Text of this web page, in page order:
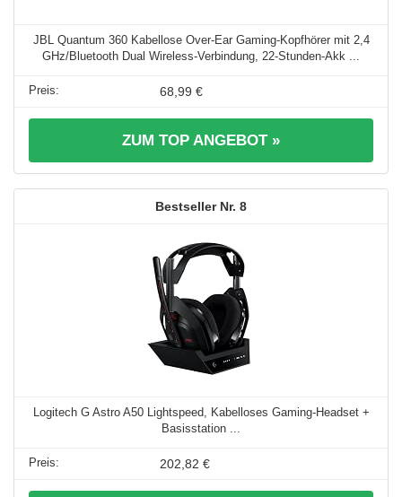
JBL Quantum 360 Kabellose Over-Ear Gaming-Kopfhörer mit 2,4
GHz/Bluetooth Dual Wireless-Verbindung, 22-Stunden-Akk ...
68,99 €
ZUM TOP ANGEBOT »
8
Logitech G Astro A50 Lightspeed, Kabelloses Gaming-Headset +
Basisstation ...
202,82 €